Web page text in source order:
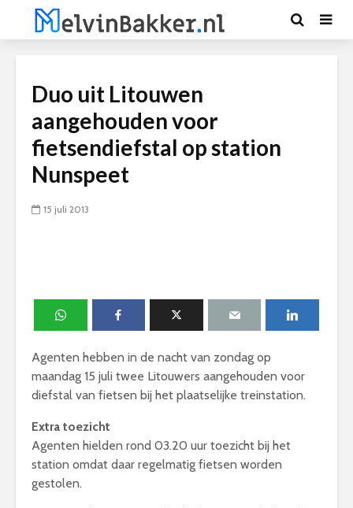
Duo uit Litouwen
aangehouden voor
fietsendiefstal op station
Nunspeet
15 juli 2013
Agenten hebben in de nacht van zondag op
maandag 15 juli twee Litouwers aangehouden voor
diefstal van fietsen bij het plaatselijke treinstation.
Extra toezicht
Agenten hielden rond 03.20 uur toezicht bij het
station omdat daar regelmatig fietsen worden
gestolen.